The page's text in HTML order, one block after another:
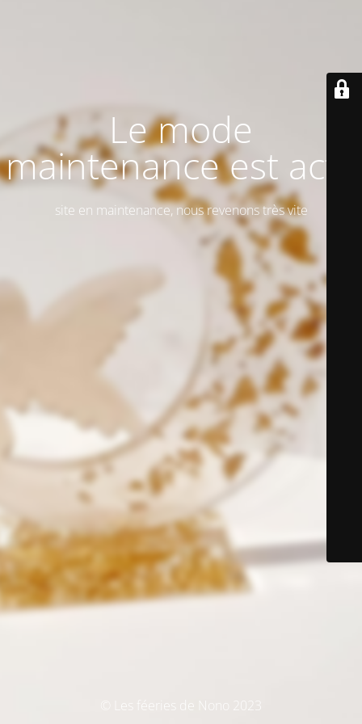
Le mode
maintenance est actif
site en maintenance, nous revenons très vite
© Les féeries de Nono 2023